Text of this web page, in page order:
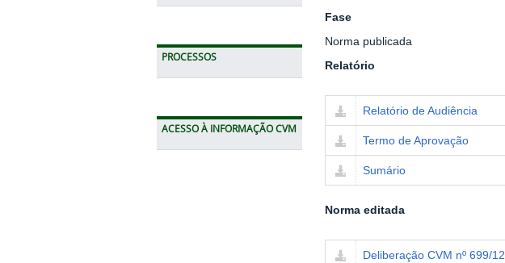
PROCESSOS
ACESSO À INFORMAÇÃO CVM
Fase
Norma publicada
Relatório
Relatório de Audiência
Termo de Aprovação
Sumário
Norma editada
Deliberação CVM nº 699/12